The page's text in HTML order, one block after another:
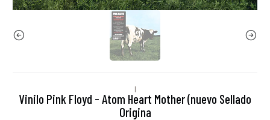
|
Vinilo Pink Floyd - Atom Heart Mother (nuevo Sellado
Origina